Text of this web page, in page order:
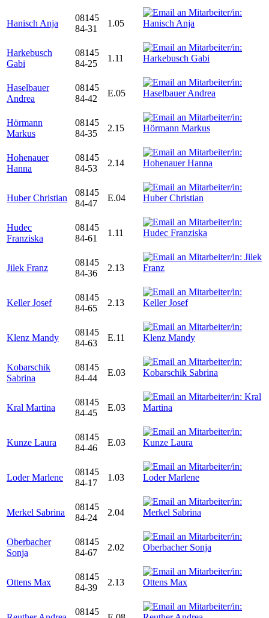
Hanisch Anja
08145
84-31
1.05
Harkebusch
Gabi
08145
84-25
1.11
Haselbauer
Andrea
08145
84-42
E.05
Hörmann
Markus
08145
84-35
2.15
Hohenauer
Hanna
08145
84-53
2.14
Huber Christian
08145
84-47
E.04
Hudec
Franziska
08145
84-61
1.11
Jilek Franz
08145
84-36
2.13
Keller Josef
08145
84-65
2.13
Klenz Mandy
08145
84-63
E.11
Kobarschik
Sabrina
08145
84-44
E.03
Kral Martina
08145
84-45
E.03
Kunze Laura
08145
84-46
E.03
Loder Marlene
08145
84-17
1.03
Merkel Sabrina
08145
84-24
2.04
Oberbacher
Sonja
08145
84-67
2.02
Ottens Max
08145
84-39
2.13
08145